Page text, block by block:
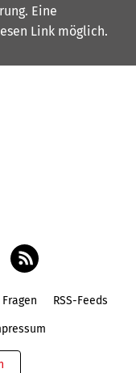
. Eine
Link möglich.
RSS-Feeds